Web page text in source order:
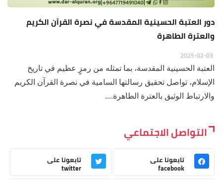
دور العتبة الحسينية المقدسة في نصرة القرآن الكريم
والعترة الطاهرة
العتبة الحسينية المقدسة، بما تمثله من رمزٍ عظيم في تاريخ
الإسلام، تواصل تحقيق رسالتها السامية في نصرة القرآن الكريم
والارتباط الوثيق بالعترة الطاهرة....
التواصل الاجتماعي
تابعونا على
facebook
تابعونا على
twitter